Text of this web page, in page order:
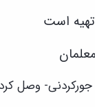
وصل